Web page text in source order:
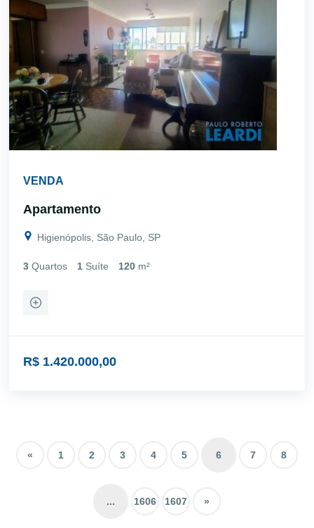
VENDA
Apartamento
Higienópolis, São Paulo, SP
3 Quartos 1 Suíte 120 m²
R$ 1.420.000,00
« 1 2 3 4 5 6 7 8
... 1606 1607 »